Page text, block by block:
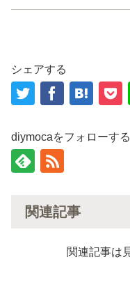
シェアする
diymocaをフォローする
関連記事
関連記事は